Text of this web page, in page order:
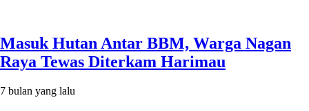
Masuk Hutan Antar BBM, Warga Nagan
Raya Tewas Diterkam Harimau
7 bulan yang lalu